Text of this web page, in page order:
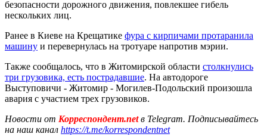
безопасности дорожного движения, повлекшее гибель
нескольких лиц.
Ранее в Киеве на Крещатике фура с кирпичами протаранила
машину и перевернулась на тротуаре напротив мэрии.
Также сообщалось, что в Житомирской области столкнулись
три грузовика, есть пострадавшие. На автодороге
Выступовичи - Житомир - Могилев-Подольский произошла
авария с участием трех грузовиков.
Новости от Корреспондент.netв Telegram. Подписывайтесь
на наш канал https://t.me/korrespondentnet